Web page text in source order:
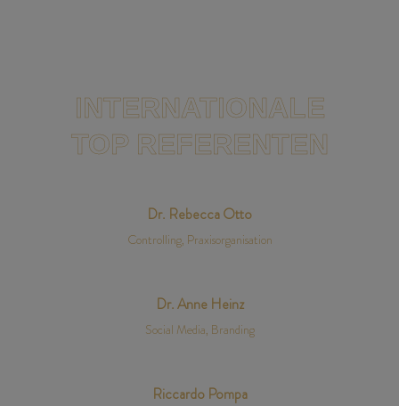
INTERNATIONALE
TOP REFERENTEN
Dr. Rebecca Otto
Controlling, Praxisorganisation
Dr. Anne Heinz
Social Media, Branding
Riccardo Pompa